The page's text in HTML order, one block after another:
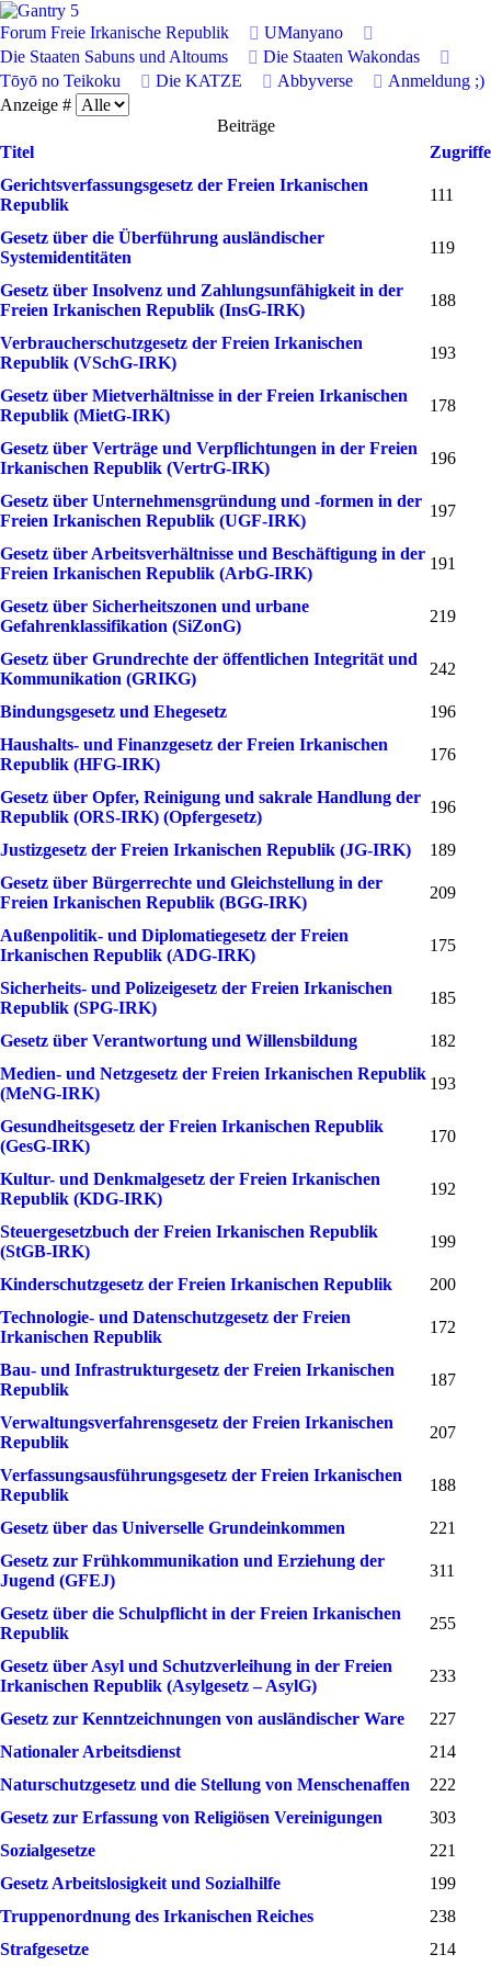
Forum Freie Irkanische Republik
UManyano
Die Staaten Sabuns und Altoums
Die Staaten Wakondas
Tōyō no Teikoku
Die KATZE Abbyverse Anmeldung ;)
Anzeige #
Beiträge
Titel
Zugriffe
Gerichtsverfassungsgesetz der Freien Irkanischen
Republik
111
Gesetz über die Überführung ausländischer
Systemidentitäten
119
Gesetz über Insolvenz und Zahlungsunfähigkeit in der
Freien Irkanischen Republik (InsG-IRK)
188
Verbraucherschutzgesetz der Freien Irkanischen
Republik (VSchG-IRK)
193
Gesetz über Mietverhältnisse in der Freien Irkanischen
Republik (MietG-IRK)
178
Gesetz über Verträge und Verpflichtungen in der Freien
Irkanischen Republik (VertrG-IRK)
196
Gesetz über Unternehmensgründung und -formen in der
Freien Irkanischen Republik (UGF-IRK)
197
Gesetz über Arbeitsverhältnisse und Beschäftigung in der
Freien Irkanischen Republik (ArbG-IRK)
191
Gesetz über Sicherheitszonen und urbane
Gefahrenklassifikation (SiZonG)
219
Gesetz über Grundrechte der öffentlichen Integrität und
Kommunikation (GRIKG)
242
Bindungsgesetz und Ehegesetz
196
Haushalts- und Finanzgesetz der Freien Irkanischen
Republik (HFG-IRK)
176
Gesetz über Opfer, Reinigung und sakrale Handlung der
Republik (ORS-IRK) (Opfergesetz)
196
Justizgesetz der Freien Irkanischen Republik (JG-IRK)
189
Gesetz über Bürgerrechte und Gleichstellung in der
Freien Irkanischen Republik (BGG-IRK)
209
Außenpolitik- und Diplomatiegesetz der Freien
Irkanischen Republik (ADG-IRK)
175
Sicherheits- und Polizeigesetz der Freien Irkanischen
Republik (SPG-IRK)
185
Gesetz über Verantwortung und Willensbildung
182
Medien- und Netzgesetz der Freien Irkanischen Republik
(MeNG-IRK)
193
Gesundheitsgesetz der Freien Irkanischen Republik
(GesG-IRK)
170
Kultur- und Denkmalgesetz der Freien Irkanischen
Republik (KDG-IRK)
192
Steuergesetzbuch der Freien Irkanischen Republik
(StGB-IRK)
199
Kinderschutzgesetz der Freien Irkanischen Republik
200
Technologie- und Datenschutzgesetz der Freien
Irkanischen Republik
172
Bau- und Infrastrukturgesetz der Freien Irkanischen
Republik
187
Verwaltungsverfahrensgesetz der Freien Irkanischen
Republik
207
Verfassungsausführungsgesetz der Freien Irkanischen
Republik
188
Gesetz über das Universelle Grundeinkommen
221
Gesetz zur Frühkommunikation und Erziehung der
Jugend (GFEJ)
311
Gesetz über die Schulpflicht in der Freien Irkanischen
Republik
255
Gesetz über Asyl und Schutzverleihung in der Freien
Irkanischen Republik (Asylgesetz – AsylG)
233
Gesetz zur Kenntzeichnungen von ausländischer Ware
227
Nationaler Arbeitsdienst
214
Naturschutzgesetz und die Stellung von Menschenaffen
222
Gesetz zur Erfassung von Religiösen Vereinigungen
303
Sozialgesetze
221
Gesetz Arbeitslosigkeit und Sozialhilfe
199
Truppenordnung des Irkanischen Reiches
238
Strafgesetze
214